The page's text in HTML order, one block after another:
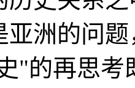
亚洲的问
"的再思考